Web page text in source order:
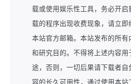
载或使用娱乐性工具，务必开启
载的程序出现收费现象，请立即
本站官方邮箱。本站发布的所有
和研究目的。不得将上述内容用
途，否则，一切后果请下载者自
容的长久可用性，通过使用本站